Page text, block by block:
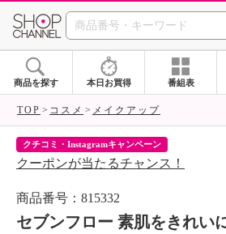
SHOP
商品を探す 本日お買得 番組表
TOP コスメ メイクアップ
クチコミ・Instagramキャンペーン
クーポンが当たるチャンス！
商品番号：815332
セブンフロー 素肌をきれい